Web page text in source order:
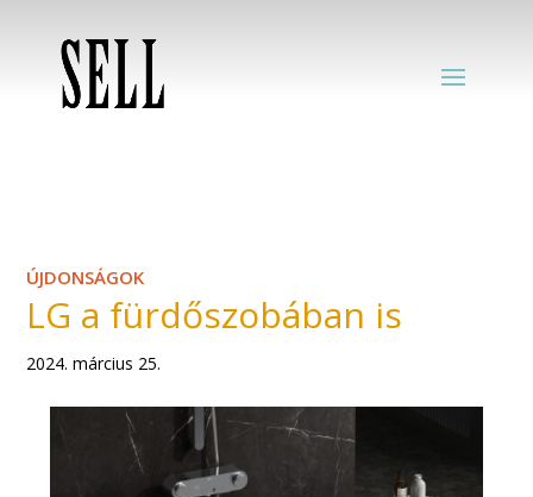
ÚJDONSÁGOK
LG a fürdőszobában is
2024. március 25.